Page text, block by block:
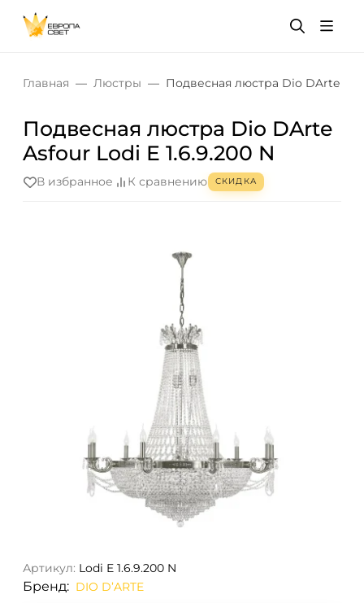
Главная Люстры Подвесная люстра Dio DArte
Подвесная люстра Dio DArte
Asfour Lodi E 1.6.9.200 N
В избранное К сравнению СКИДКА
Артикул: Lodi E 1.6.9.200 N
Бренд: DIO D’ARTE